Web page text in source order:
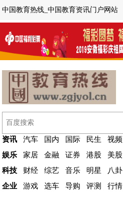
中国教育热线_中国教育资讯门户网站
资讯 汽车 国内 国际 民生 视频
娱乐
家居 金融 证券 港股 美股
科技
财经 综艺 音乐 明星 八卦
企业
游戏 选车 导购 评测 行情